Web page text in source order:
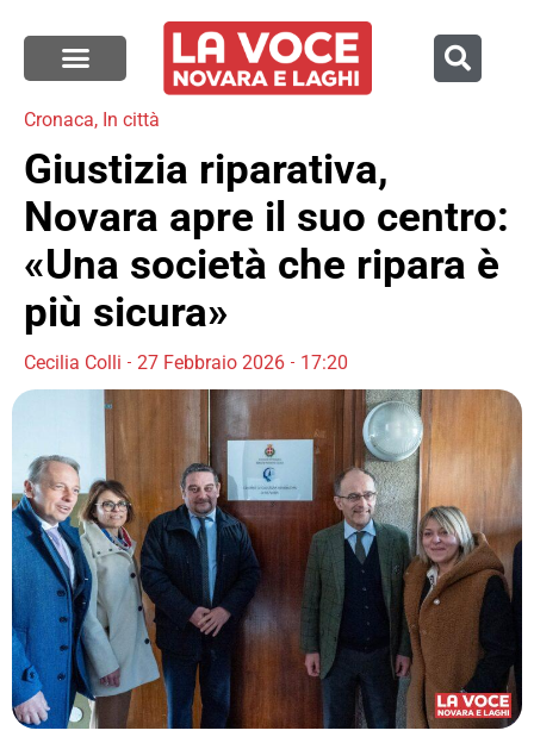
Cronaca, In città
Giustizia riparativa,
Novara apre il suo centro:
«Una società che ripara è
più sicura»
Cecilia Colli 27 Febbraio 2026 17:20